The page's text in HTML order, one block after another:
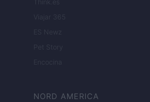
Think.es
Viajar 365
ES Newz
Pet Story
Encocina
NORD AMERICA